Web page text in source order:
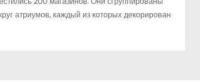
атриумов, каждый из которых декорирован